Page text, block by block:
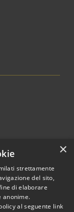
© 2026 • Comune di
×
strettamente
del sito,
di elaborare
anonime.
al seguente link